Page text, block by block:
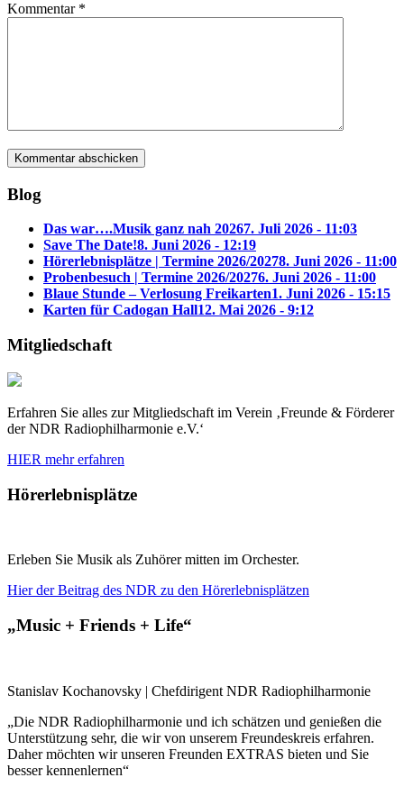
Kommentar *
Blog
Das war….Musik ganz nah 20267. Juli 2026 - 11:03
Save The Date!8. Juni 2026 - 12:19
Hörerlebnisplätze | Termine 2026/20278. Juni 2026 - 11:00
Probenbesuch | Termine 2026/20276. Juni 2026 - 11:00
Blaue Stunde – Verlosung Freikarten1. Juni 2026 - 15:15
Karten für Cadogan Hall12. Mai 2026 - 9:12
Mitgliedschaft
Erfahren Sie alles zur Mitgliedschaft im Verein ‚Freunde & Förderer
der NDR Radiophilharmonie e.V.‘
HIER mehr erfahren
Hörerlebnisplätze
Erleben Sie Musik als Zuhörer mitten im Orchester.
Hier der Beitrag des NDR zu den Hörerlebnisplätzen
„Music + Friends + Life“
Stanislav Kochanovsky | Chefdirigent NDR Radiophilharmonie
„Die NDR Radiophilharmonie und ich schätzen und genießen die
Unterstützung sehr, die wir von unserem Freundeskreis erfahren.
Daher möchten wir unseren Freunden EXTRAS bieten und Sie
besser kennenlernen“